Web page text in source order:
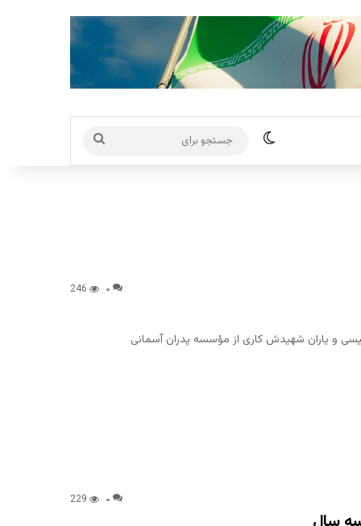
تغییر پوسته
برای
۰ 246
۰ 229